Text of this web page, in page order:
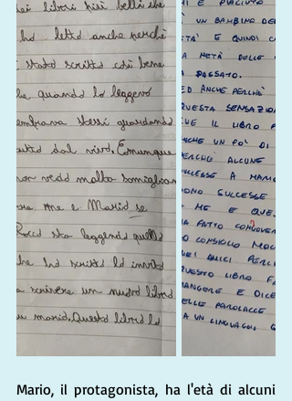
Mario, il protagonista, ha l'età di alcuni